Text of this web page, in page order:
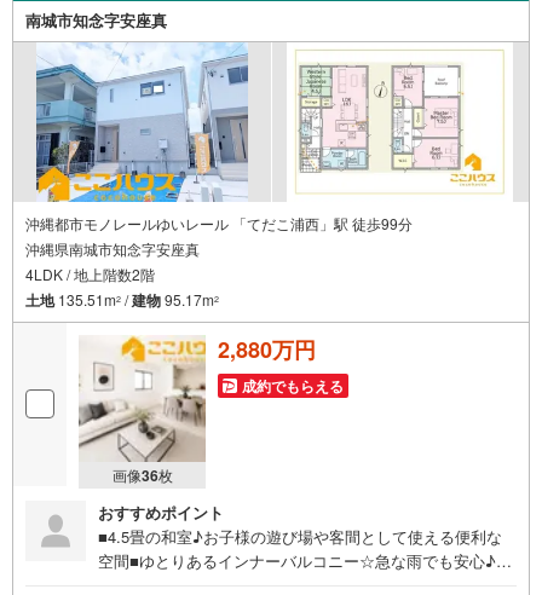
南城市知念字安座真
沖縄都市モノレールゆいレール 「てだこ浦西」駅 徒歩99分
沖縄県南城市知念字安座真
4LDK / 地上階数2階
土地135.51m2 /建物95.17m2
画像36枚
2,880万円
成約でもらえる
おすすめポイント
■4.5畳の和室♪お子様の遊び場や客間として使える便利な
空間■ゆとりあるインナーバルコニー☆急な雨でも安心♪■